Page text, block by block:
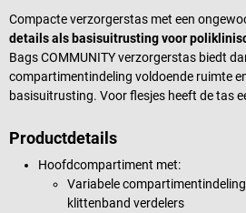
Compacte verzorgerstas met een
details als basisuitrusting voor
Bags COMMUNITY verzorgerstas biedt
compartimentindeling voldoende ruimte
basisuitrusting. Voor flesjes heeft de tas
Productdetails
Hoofdcompartiment met:
Variabele
klittenband verdelers